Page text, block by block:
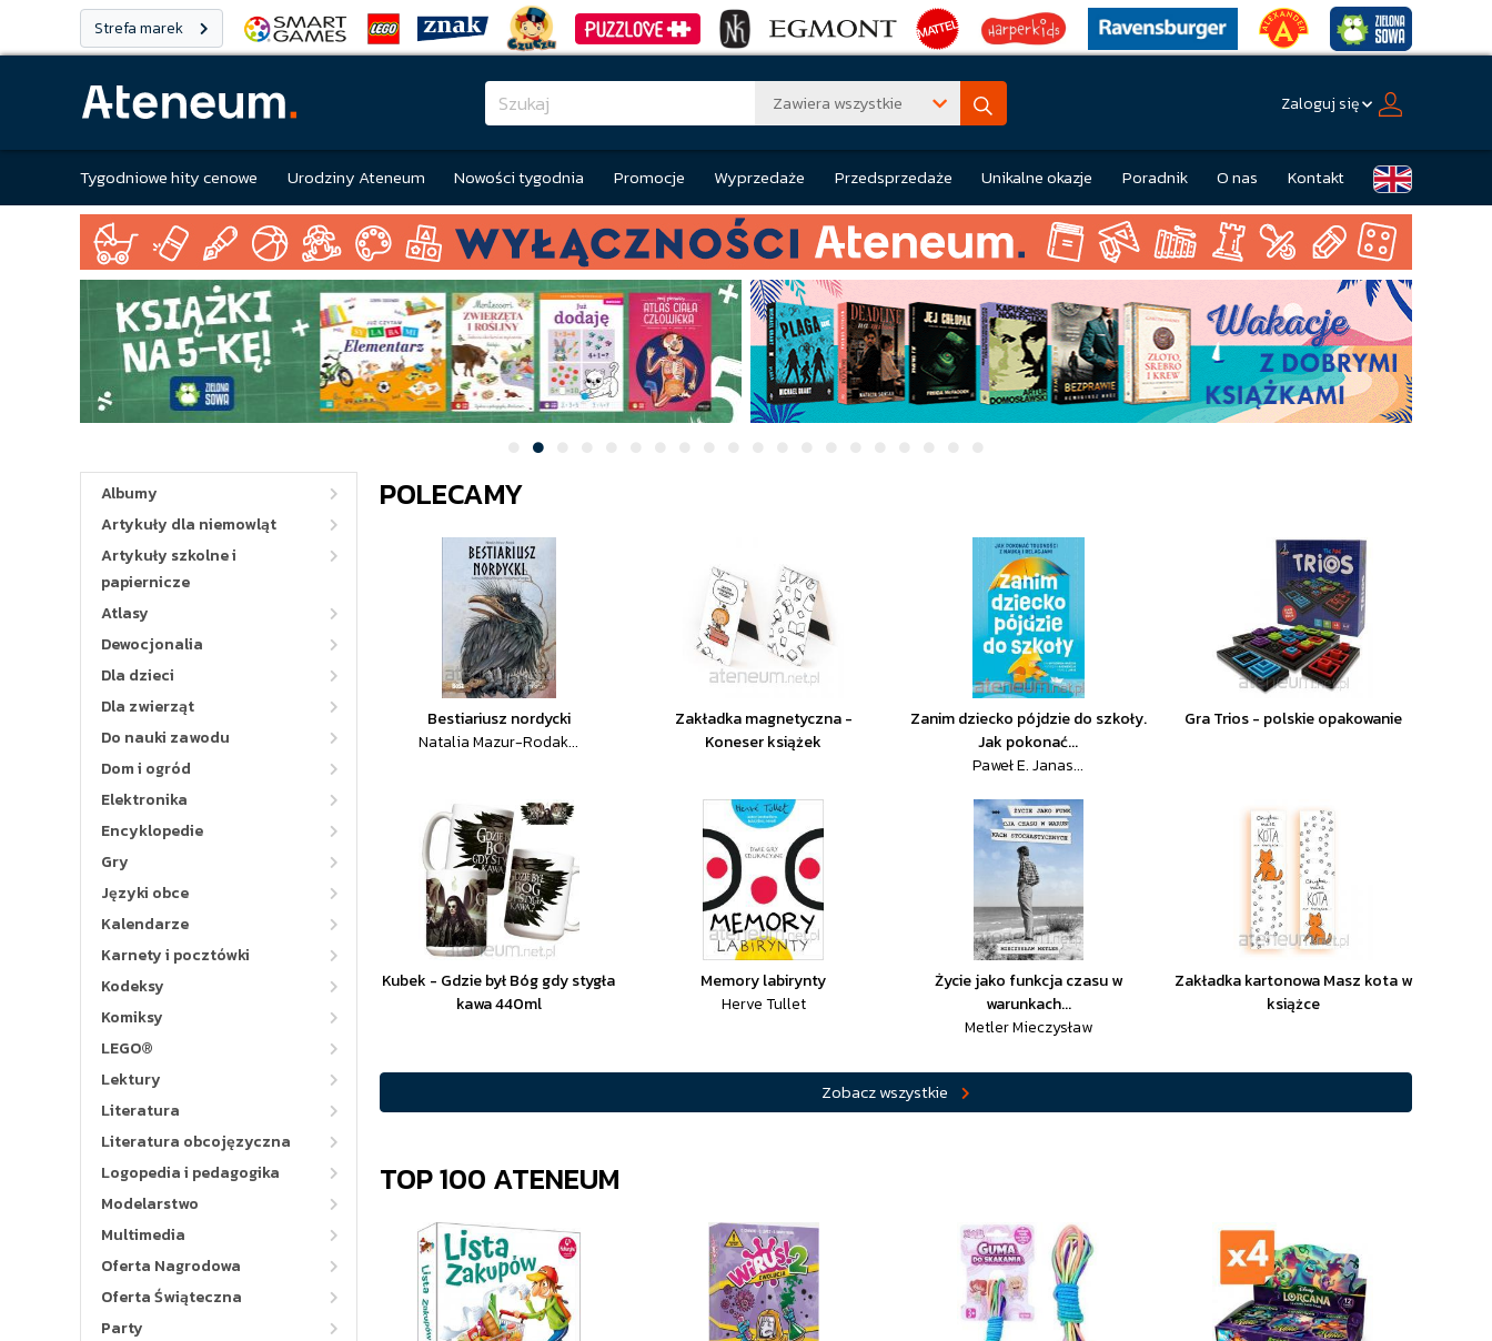
Strefa marek
Zawiera wszystkie Zaloguj się
Tygodniowe hity cenowe Urodziny Ateneum Nowości tygodnia Promocje Wyprzedaże Przedsprzedaże Unikalne okazje Poradnik O nas Kontakt
Albumy
Artykuły dla niemowląt
Artykuły szkolne i
papiernicze
Atlasy
Dewocjonalia
Dla dzieci
Dla zwierząt
Do nauki zawodu
Dom i ogród
Elektronika
Encyklopedie
Gry
Języki obce
Kalendarze
Karnety i pocztówki
Kodeksy
Komiksy
LEGO®
Lektury
Literatura
Literatura obcojęzyczna
Logopedia i pedagogika
Modelarstwo
Multimedia
Oferta Nagrodowa
Oferta Świąteczna
Party
POLECAMY
Bestiariusz nordycki
Natalia Mazur-Rodak...
Zakładka magnetyczna -
Koneser książek
Zanim dziecko pójdzie do szkoły.
Jak pokonać...
Paweł E. Janas...
Gra Trios - polskie opakowanie
Kubek - Gdzie był Bóg gdy stygła
kawa 440ml
Memory labirynty
Herve Tullet
Życie jako funkcja czasu w
warunkach...
Metler Mieczysław
Zakładka kartonowa Masz kota w
książce
Zobacz wszystkie
TOP 100 ATENEUM